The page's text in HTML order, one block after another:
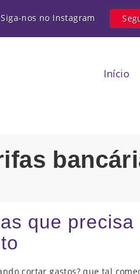
Siga-nos no Instagram
Início
que precisa
cortar gastos? que tal